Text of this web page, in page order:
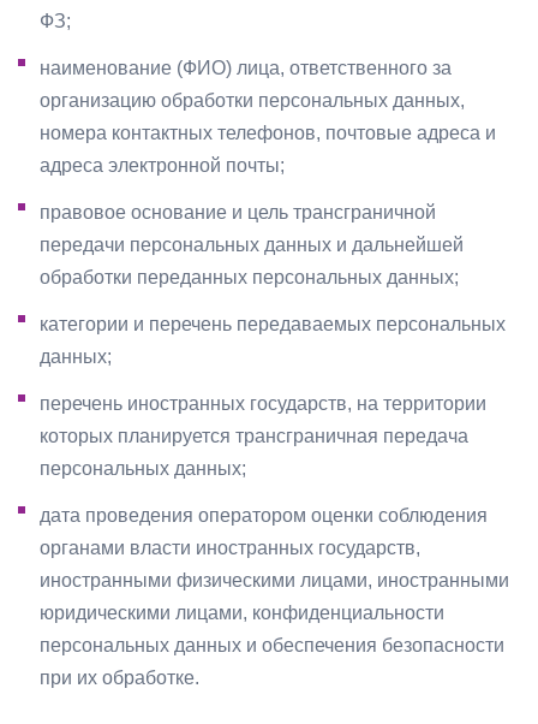
ФЗ;
наименование (ФИО) лица, ответственного за
организацию обработки персональных данных,
номера контактных телефонов, почтовые адреса и
адреса электронной почты;
правовое основание и цель трансграничной
передачи персональных данных и дальнейшей
обработки переданных персональных данных;
категории и перечень передаваемых персональных
данных;
перечень иностранных государств, на территории
которых планируется трансграничная передача
персональных данных;
дата проведения оператором оценки соблюдения
органами власти иностранных государств,
иностранными физическими лицами, иностранными
юридическими лицами, конфиденциальности
персональных данных и обеспечения безопасности
при их обработке.